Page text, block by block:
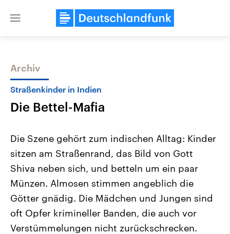
Close
Themen
Landtagswahl Sachsen-Anhalt
2026
Alle Informationen
Sachsen-Anhalt wählt am 6.
September 2026 einen neuen
Landtag. Seit 2021 wird das
Bundesland von einer Koalition aus
Aktuelle Beiträge,
Hintergründe
Wirtschaftlich und
gehören die Vereinigten
den mächtigsten Ländern
mit großem Einfluss auf
Archiv
Straßenkinder in Indien
Die Bettel-Mafia
Die Szene gehört zum indischen Alltag: Kinder
sitzen am Straßenrand, das Bild von Gott
Shiva neben sich, und betteln um ein paar
Münzen. Almosen stimmen angeblich die
Götter gnädig. Die Mädchen und Jungen sind
oft Opfer krimineller Banden, die auch vor
Verstümmelungen nicht zurückschrecken.